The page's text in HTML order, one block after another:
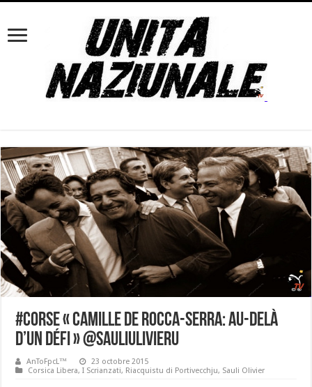
#Corse « Camille de Rocca-Serra: au-delà
d’un défi » @SAULIUlivieru
AnToFpcL™
23 octobre 2015
Corsica Libera,I Scrianzati, Riacquistu di Portivecchju, Sauli Olivier